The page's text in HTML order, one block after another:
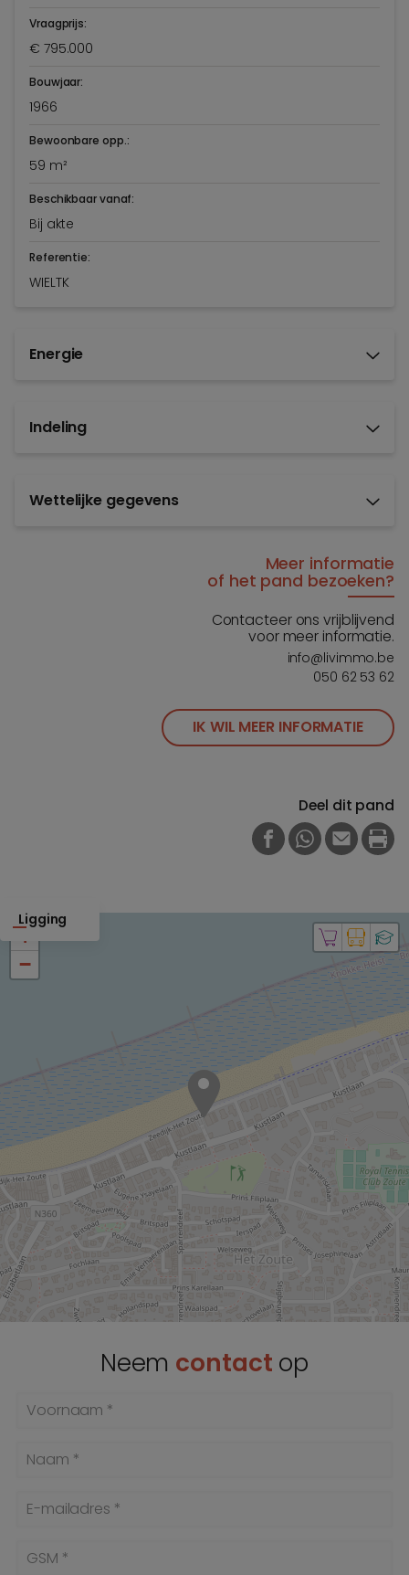
Vraagprijs:
€ 795.000
Bouwjaar:
1966
Bewoonbare opp.:
59 m²
Beschikbaar vanaf:
Bij akte
Referentie:
WIELTK
Energie
Indeling
Wettelijke gegevens
Meer informatie
of het pand bezoeken?
Contacteer ons vrijblijvend
voor meer informatie.
info@livimmo.be
050 62 53 62
IK WIL MEER INFORMATIE
Deel dit pand
FACEBOOK
WHATSAPP
E-MAIL
Ligging
+
−
Neem contact op
Voornaam *
Naam *
E-mailadres *
GSM *